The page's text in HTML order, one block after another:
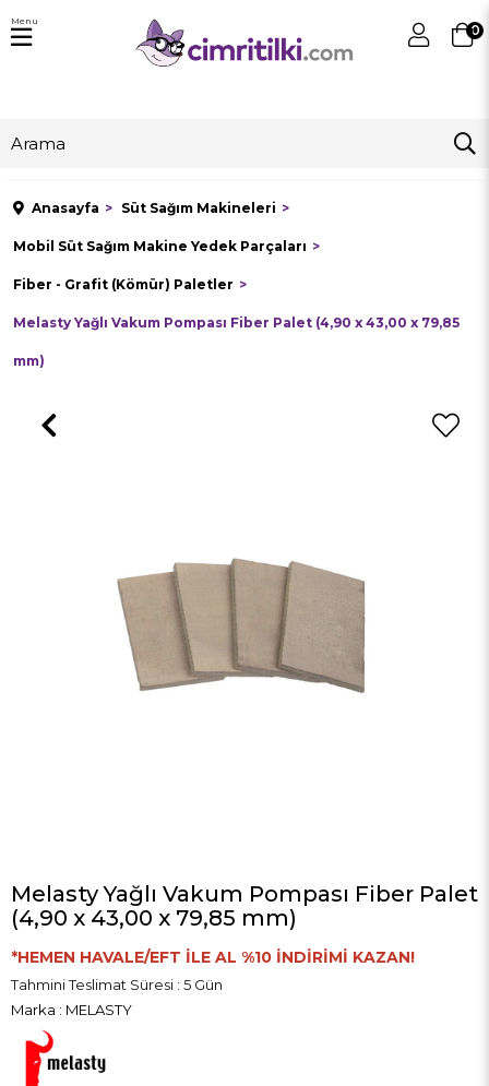
0
Menu
Anasayfa Süt Sağım Makineleri
Mobil Süt Sağım Makine Yedek Parçaları
Fiber - Grafit (Kömür) Paletler
Melasty Yağlı Vakum Pompası Fiber Palet (4,90 x 43,00 x 79,85
mm)
Melasty Yağlı Vakum Pompası Fiber Palet
(4,90 x 43,00 x 79,85 mm)
*HEMEN HAVALE/EFT İLE AL %10 İNDİRİMİ KAZAN!
Tahmini Teslimat Süresi : 5 Gün
Marka : MELASTY